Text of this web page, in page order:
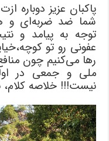
پاکبان عزیز دوباره
شما ضد ضربه‌ای و
توجه به پیامد و
عفونی رو تو
رها می‌‌کنیم چون
ملی و جمعی در
نیست!!! خلاصه